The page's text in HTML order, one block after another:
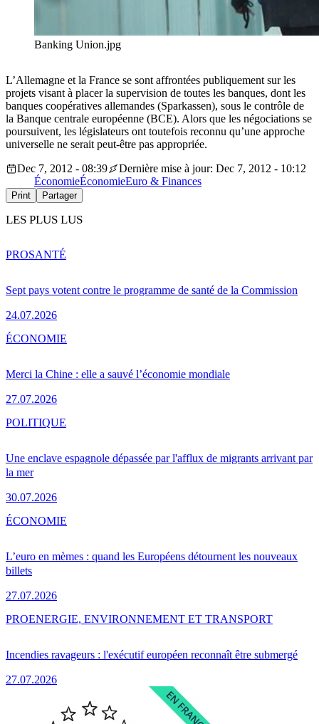
Banking Union.jpg
L’Allemagne et la France se sont affrontées publiquement sur les
projets visant à placer la supervision de toutes les banques, dont les
banques coopératives allemandes (Sparkassen), sous le contrôle de
la Banque centrale européenne (BCE). Alors que les négociations se
poursuivent, les législateurs ont toutefois reconnu qu’une approche
universelle ne serait peut-être pas appropriée.
Dec 7, 2012 - 08:39
Dernière mise à jour: Dec 7, 2012 - 10:12
ÉconomieÉconomieEuro & Finances
Print Partager
LES PLUS LUS
Sept pays votent contre le programme de santé de la Commission
24.07.2026
PROSANTÉ
Merci la Chine : elle a sauvé l’économie mondiale
27.07.2026
ÉCONOMIE
Une enclave espagnole dépassée par l'afflux de migrants arrivant par
la mer
30.07.2026
POLITIQUE
L’euro en mèmes : quand les Européens détournent les nouveaux
billets
27.07.2026
ÉCONOMIE
Incendies ravageurs : l'exécutif européen reconnaît être submergé
27.07.2026
PROENERGIE, ENVIRONNEMENT ET TRANSPORT